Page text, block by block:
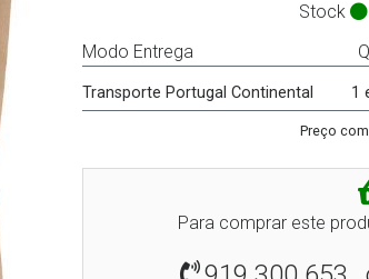
Stock
Modo Entrega
Transporte Portugal Continental 1
Preço
Para comprar este